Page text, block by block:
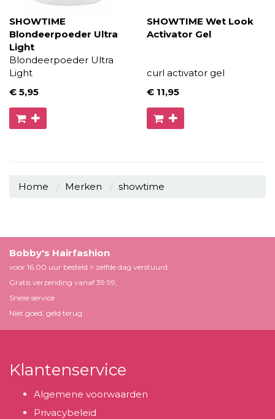
SHOWTIME
Blondeerpoeder Ultra
Light
Blondeerpoeder Ultra
Light
€ 5,95
SHOWTIME Wet Look
Activator Gel
curl activator gel
€ 11,95
Home Merken showtime
Bobby's Hairfashion
voor 16.00 uur besteld = zelfde dag verstuurd
Gratis verzending vanaf 39.99,
Snelle service
Niet goed, geld terug
Klantenservice
Algemene voorwaarden
Privacybeleid